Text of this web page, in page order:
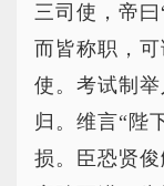
三司使，帝曰
而皆称职，
使。考试制
归。维言“陛
损。臣恐贤